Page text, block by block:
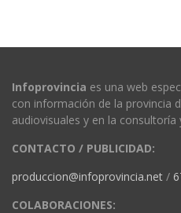
Infoprovincia es una web
con información de la provincia
audiovisuales y en la
CONTACTO / PUBLICIDAD:
produccion@infoprovincia.net /
COLABORACIONES: